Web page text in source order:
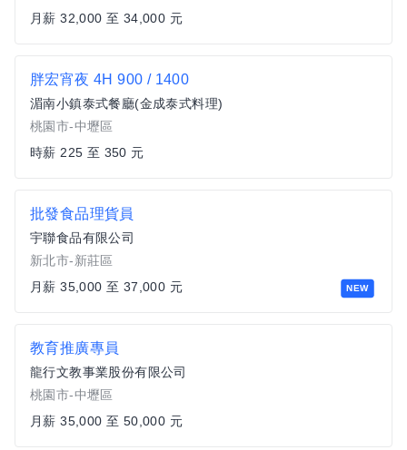
月薪 32,000 至 34,000 元
胖宏宵夜 4H 900 / 1400
湄南小鎮泰式餐廳(金成泰式料理)
桃園市-中壢區
時薪 225 至 350 元
NEW
批發食品理貨員
宇聯食品有限公司
新北市-新莊區
月薪 35,000 至 37,000 元
教育推廣專員
龍行文教事業股份有限公司
桃園市-中壢區
月薪 35,000 至 50,000 元